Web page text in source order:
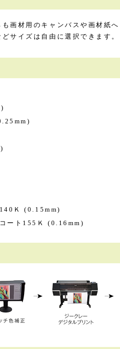
画材用のキャンバスや画材紙へ
サイズは自由に選択できます。
Ｋ (0.15mm)
ート155Ｋ (0.16mm)